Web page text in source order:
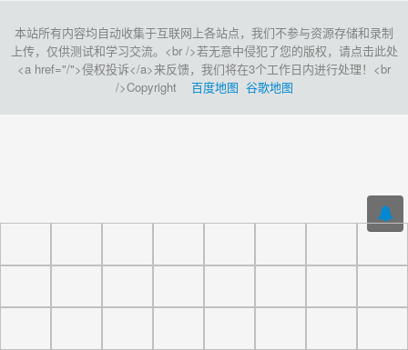
本站所有内容均自动收集于互联网上各站点，我们不参与资源存储和录制
上传，仅供测试和学习交流。<br />若无意中侵犯了您的版权，请点击此处
<a href="/">侵权投诉</a>来反馈，我们将在3个工作日内进行处理！<br
/>Copyright 百度地图 谷歌地图